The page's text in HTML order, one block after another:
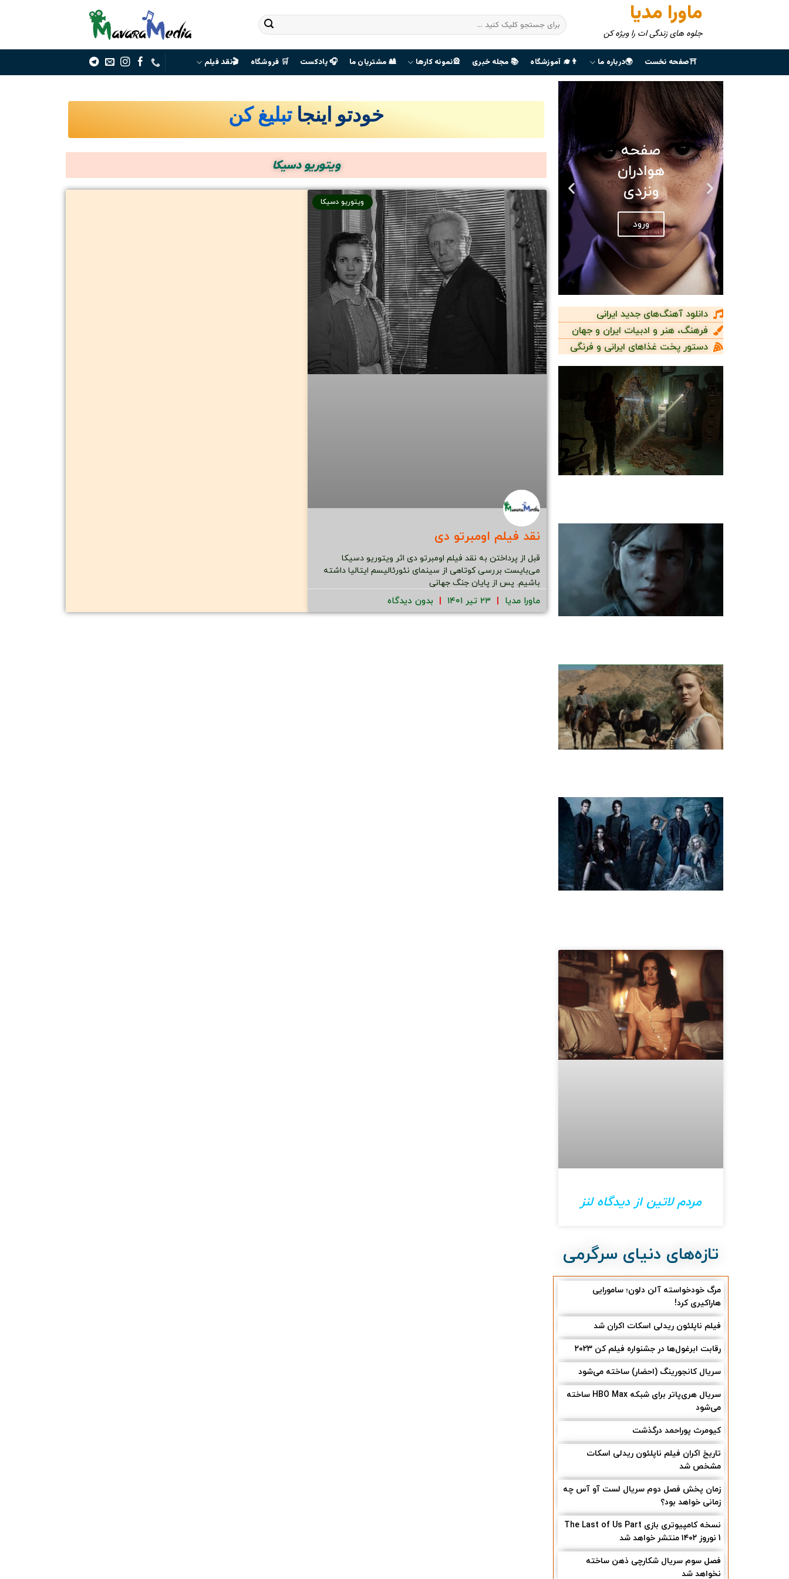
ماورا مدیا
جلوه های زندگی ات را ویژه کن
⛩صفحه نخست 🌍درباره ما 👨‍🎓 آموزشگاه 📚 مجله خبری 🎡نمونه کارها 🎎 مشتریان ما 🎧 پادکست 🛒 فروشگاه 🎬نقد فیلم
صفحه
هوادران
ونزدی
ورود
صفحه
هوادران
The Last
Of Us
ورود
دانلود آهنگ‌های جدید ایرانی
فرهنگ، هنر و ادبیات ایران و جهان
دستور پخت غذاهای ایرانی و فرنگی
مردم لاتین از دیدگاه لنز
تازه‌های دنیای سرگرمی
مرگ خودخواسته آلن دلون؛ سامورایی
هاراکیری کرد!
فیلم ناپلئون ریدلی اسکات اکران شد
رقابت ابرغول‌ها در جشنواره فیلم کن ۲۰۲۳
سریال کانجورینگ (احضار) ساخته می‌شود
سریال هری‌پاتر برای شبکه HBO Max ساخته
می‌شود
کیومرث پوراحمد درگذشت
تاریخ اکران فیلم ناپلئون ریدلی اسکات
مشخص شد
زمان پخش فصل دوم سریال لست آو آس چه
زمانی خواهد بود؟
نسخه کامپیوتری بازی The Last of Us Part
1 نوروز ۱۴۰۲ منتشر خواهد شد
فصل سوم سریال شکارچی ذهن ساخته
نخواهد شد
خودتو اینجا تبلیغ کن
ویتوریو دسیکا
ویتوریو دسیکا
نقد فیلم اومبرتو دی
قبل از پرداختن به نقد فیلم اومبرتو دی اثر ویتوریو دسیکا
می‌بایست بررسی کوتاهی از سینمای نئورئالیسم ایتالیا داشته
باشیم. پس از پایان جنگ جهانی
ماورا مدیا بدون دیدگاه